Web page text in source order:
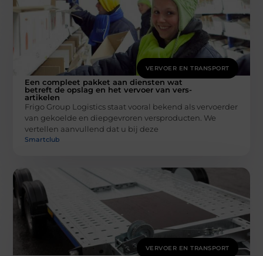
VERVOER EN TRANSPORT
Een compleet pakket aan diensten wat
betreft de opslag en het vervoer van vers-
artikelen
Frigo Group Logistics staat vooral bekend als vervoerder
van gekoelde en diepgevroren versproducten. We
vertellen aanvullend dat u bij deze
Smartclub
VERVOER EN TRANSPORT